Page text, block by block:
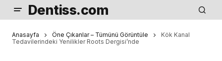
Dentiss.com
Anasayfa Öne Çıkanlar – Tümünü Görüntüle
Kök Kanal
Tedavilerindeki Yenilikler Roots Dergisi’nde